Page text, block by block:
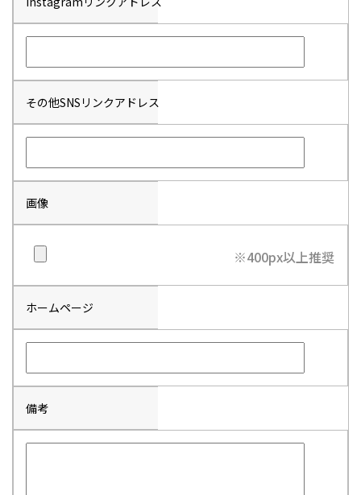
その他SNSリンクアドレス
画像
※400px以上推奨
ホームページ
備考